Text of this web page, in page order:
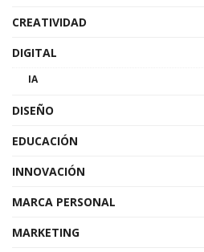
CREATIVIDAD
DIGITAL
IA
DISEÑO
EDUCACIÓN
INNOVACIÓN
MARCA PERSONAL
MARKETING